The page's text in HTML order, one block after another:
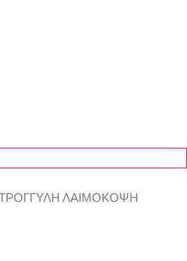
ΛΑΙΜΟΚΟΨΗ